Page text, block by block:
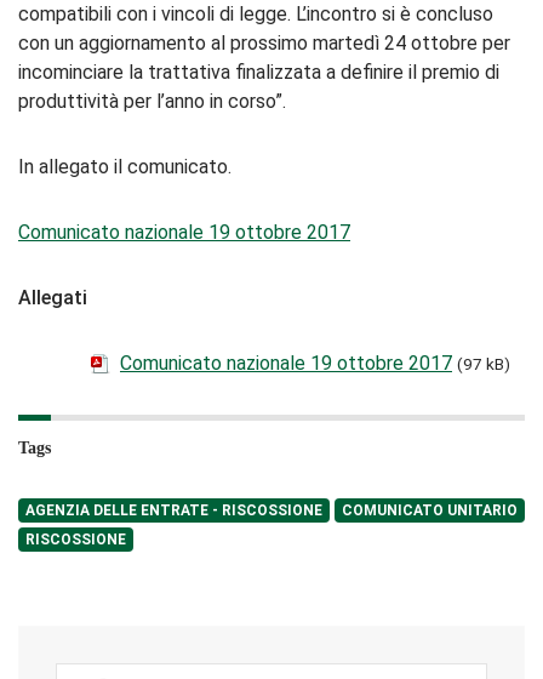
compatibili con i vincoli di legge. L’incontro si è concluso
con un aggiornamento al prossimo martedì 24 ottobre per
incominciare la trattativa finalizzata a definire il premio di
produttività per l’anno in corso”.
In allegato il comunicato.
Comunicato nazionale 19 ottobre 2017
Allegati
Comunicato nazionale 19 ottobre 2017 (97 kB)
Tags
AGENZIA DELLE ENTRATE - RISCOSSIONE
COMUNICATO UNITARIO
RISCOSSIONE